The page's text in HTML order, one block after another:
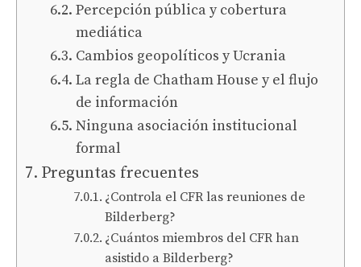
Percepción pública y cobertura
mediática
Cambios geopolíticos y Ucrania
La regla de Chatham House y el flujo
de información
Ninguna asociación institucional
formal
Preguntas frecuentes
¿Controla el CFR las reuniones de
Bilderberg?
¿Cuántos miembros del CFR han
asistido a Bilderberg?